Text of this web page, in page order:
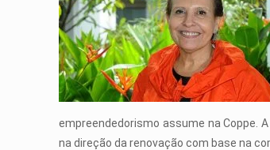
empreendedorismo assume na Coppe.
na direção da renovação com base na